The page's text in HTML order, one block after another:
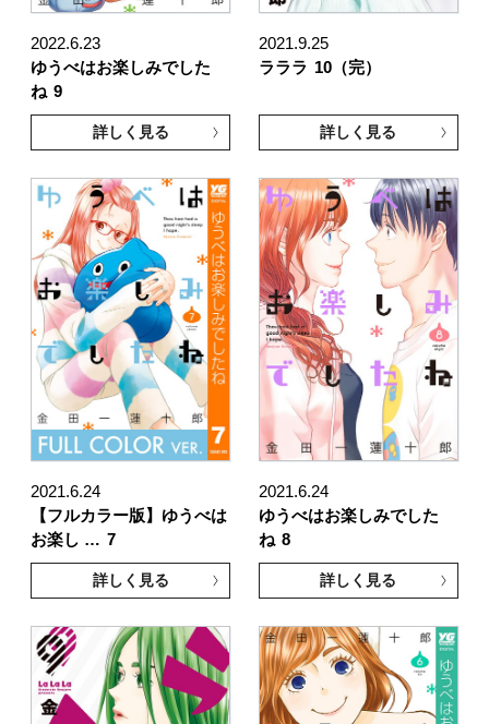
2022.6.23
ゆうべはお楽しみでした
ね 9
詳しく見る
2021.9.25
ラララ 10（完）
詳しく見る
2021.6.24
【フルカラー版】ゆうべは
お楽し … 7
詳しく見る
2021.6.24
ゆうべはお楽しみでした
ね 8
詳しく見る